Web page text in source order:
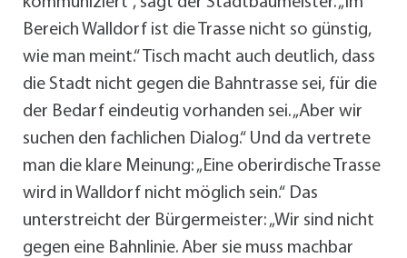
Bereich Walldorf ist die Trasse nicht so günstig,
wie man meint.“ Tisch macht auch deutlich, dass
die Stadt nicht gegen die Bahntrasse sei, für die
der Bedarf eindeutig vorhanden sei. „Aber wir
suchen den fachlichen Dialog.“ Und da vertrete
man die klare Meinung: „Eine oberirdische Trasse
wird in Walldorf nicht möglich sein.“ Das
unterstreicht der Bürgermeister: „Wir sind nicht
gegen eine Bahnlinie. Aber sie muss machbar